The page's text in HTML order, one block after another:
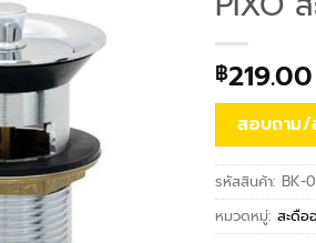
฿219.00
สอบถาม
รหัสสินค้า:BK-
หมวดหมู่:สะดือ